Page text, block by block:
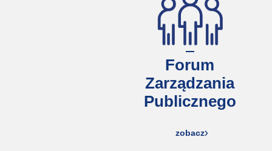
Forum
Zarządzania
Publicznego
zobacz